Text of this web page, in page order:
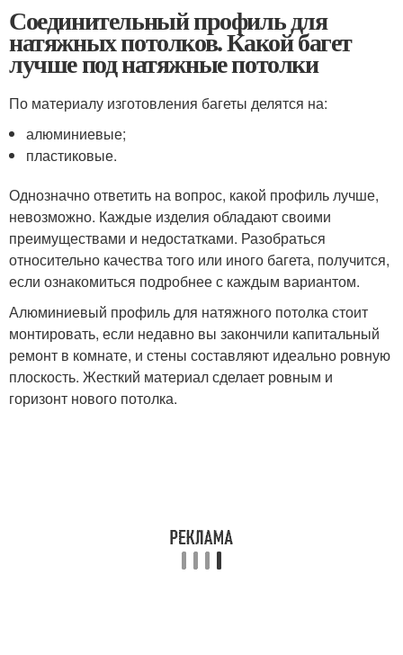
Соединительный профиль для
натяжных потолков. Какой багет
лучше под натяжные потолки
По материалу изготовления багеты делятся на:
алюминиевые;
пластиковые.
Однозначно ответить на вопрос, какой профиль лучше,
невозможно. Каждые изделия обладают своими
преимуществами и недостатками. Разобраться
относительно качества того или иного багета, получится,
если ознакомиться подробнее с каждым вариантом.
Алюминиевый профиль для натяжного потолка стоит
монтировать, если недавно вы закончили капитальный
ремонт в комнате, и стены составляют идеально ровную
плоскость. Жесткий материал сделает ровным и
горизонт нового потолка.